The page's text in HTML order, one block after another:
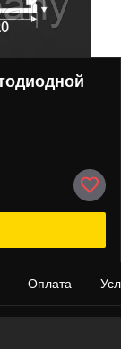
Оплата